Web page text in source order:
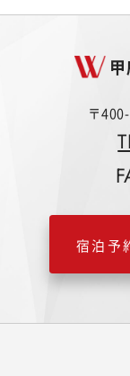
〒
宿泊予